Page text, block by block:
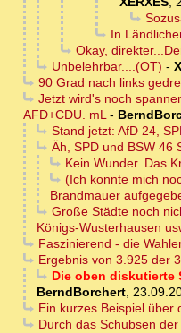
In
Okay,
Unbelehrbar....(OT) -
90 Grad nach links
Jetzt wird's noch
AFD+CDU. mL-
Stand jetzt: AfD 24,
Äh, SPD und BSW 46
Kein Wunder. Das
(Ich konnte mich
Brandmauer
Große Städte noch
Königs-Wusterhausen
Faszinierend - die
Ergebnis von 3.925 der
Die oben diskutierte
BerndBorchert,
Ein kurzes Beispiel über
Durch das Schubsen